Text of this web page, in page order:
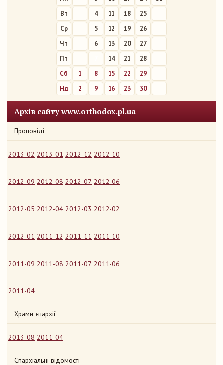
Вт
4 11 18
25
Ср
5 12 19
26
Чт
6 13 20
27
Пт
14 21
28
Сб
1 8 15 22
29
Нд
2 9 16 23 30
Архів сайту www.orthodox.pl.ua
Проповіді
2013-02 2013-01 2012-12 2012-10
2012-09 2012-08 2012-07 2012-06
2012-05 2012-04 2012-03 2012-02
2012-01 2011-12 2011-11 2011-10
2011-09 2011-08 2011-07 2011-06
2011-04
Храми єпархії
2013-08 2011-04
Єпархіальні відомості